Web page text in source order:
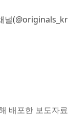
널
배포한 보도자